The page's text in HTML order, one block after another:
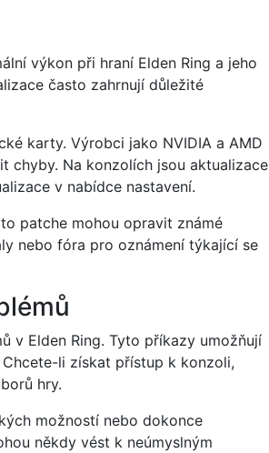
výkon při hraní Elden Ring a jeho
často zahrnují důležité
karty. Výrobci jako NVIDIA a AMD
chyby. Na konzolích jsou aktualizace
v nabídce nastavení.
patche mohou opravit známé
nebo fóra pro oznámení týkající se
v Elden Ring. Tyto příkazy umožňují
li získat přístup k konzoli,
hry.
možností nebo dokonce
někdy vést k neúmyslným